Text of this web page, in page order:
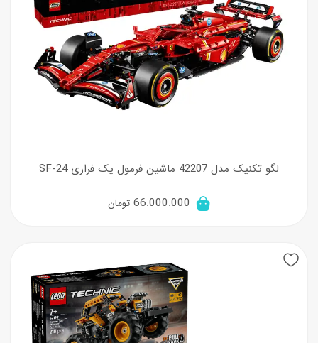
لگو تکنیک مدل 42207 ماشین فرمول یک فراری SF-24
66.000.000 تومان